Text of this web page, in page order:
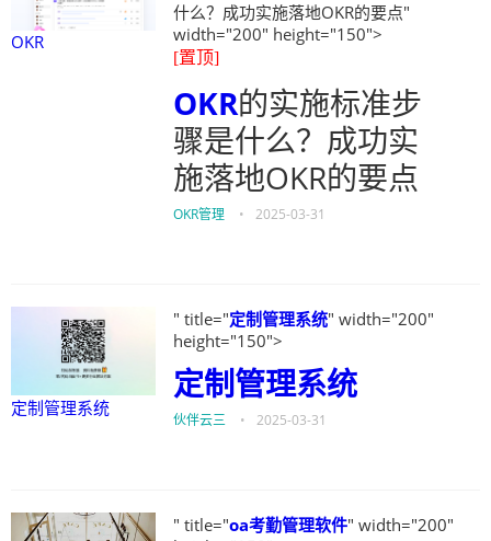
OKR
什么？成功实施落地OKR的要点"
width="200" height="150">
[置顶]
OKR的实施标准步
骤是什么？成功实
施落地OKR的要点
OKR管理 • 2025-03-31
定制管理系统
" title="定制管理系统" width="200"
height="150">
定制管理系统
伙伴云三 • 2025-03-31
" title="oa考勤管理软件" width="200"